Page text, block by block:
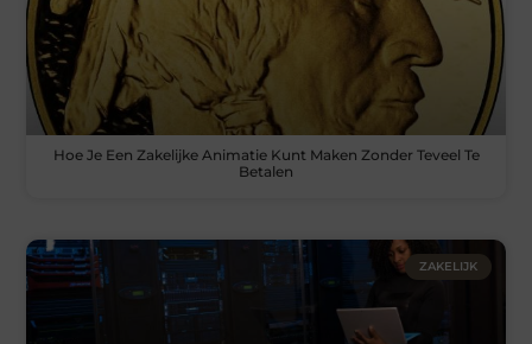
Hoe Je Een Zakelijke Animatie Kunt Maken Zonder Teveel Te
Betalen
ZAKELIJK